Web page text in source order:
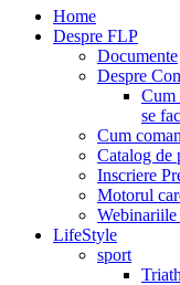
Home
Despre FLP
Documente
Despre
Cum
se
Cum
Catalog de
Inscriere
Motorul
LifeStyle
sport